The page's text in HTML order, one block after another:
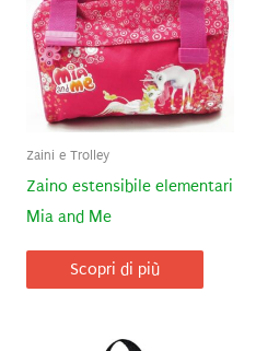
Zaini e Trolley
Zaino estensibile elementari
Mia and Me
Scopri di più